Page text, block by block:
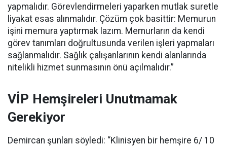
yapmalıdır. Görevlendirmeleri yaparken mutlak suretle
liyakat esas alınmalıdır. Çözüm çok basittir: Memurun
işini memura yaptırmak lazım. Memurların da kendi
görev tanımları doğrultusunda verilen işleri yapmaları
sağlanmalıdır. Sağlık çalışanlarının kendi alanlarında
nitelikli hizmet sunmasının önü açılmalıdır.”
VİP Hemşireleri Unutmamak
Gerekiyor
Demircan şunları söyledi: “Klinisyen bir hemşire 6/ 10